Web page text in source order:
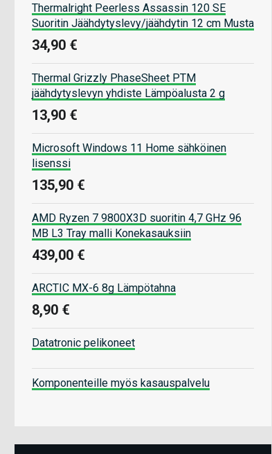
Thermalright Peerless Assassin 120 SE
Suoritin Jäähdytyslevy/jäähdytin 12 cm Musta
34,90 €
Thermal Grizzly PhaseSheet PTM
jäähdytyslevyn yhdiste Lämpöalusta 2 g
13,90 €
Microsoft Windows 11 Home sähköinen
lisenssi
135,90 €
AMD Ryzen 7 9800X3D suoritin 4,7 GHz 96
MB L3 Tray malli Konekasauksiin
439,00 €
ARCTIC MX-6 8g Lämpötahna
8,90 €
Datatronic pelikoneet
Komponenteille myös kasauspalvelu